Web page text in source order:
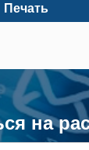
Печать
на